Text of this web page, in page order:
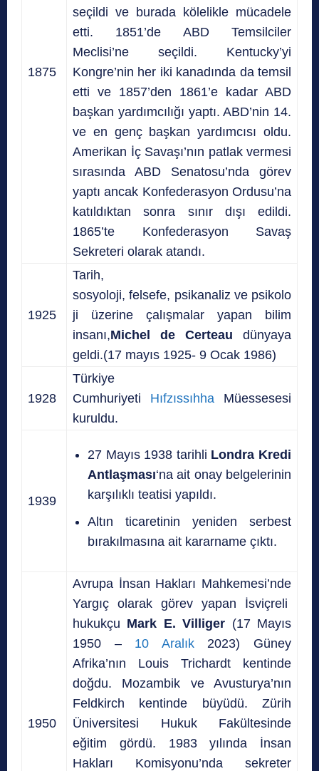
1875
seçildi ve burada kölelikle mücadele
etti. 1851’de ABD Temsilciler
Meclisi’ne seçildi. Kentucky’yi
Kongre’nin her iki kanadında da temsil
etti ve 1857’den 1861’e kadar ABD
başkan yardımcılığı yaptı. ABD’nin 14.
ve en genç başkan yardımcısı oldu.
Amerikan İç Savaşı’nın patlak vermesi
sırasında ABD Senatosu’nda görev
yaptı ancak Konfederasyon Ordusu’na
katıldıktan sonra sınır dışı edildi.
1865’te Konfederasyon Savaş
Sekreteri olarak atandı.
1925
Tarih,
sosyoloji, felsefe, psikanaliz ve psikolo
ji üzerine çalışmalar yapan bilim
insanı,Michel de Certeau dünyaya
geldi.(17 mayıs 1925- 9 Ocak 1986)
1928
Türkiye
Cumhuriyeti Hıfzıssıhha Müessesesi
kuruldu.
1939
27 Mayıs 1938 tarihli Londra Kredi
Antlaşması‘na ait onay belgelerinin
karşılıklı teatisi yapıldı.
Altın ticaretinin yeniden serbest
bırakılmasına ait kararname çıktı.
1950
Avrupa İnsan Hakları Mahkemesi’nde
Yargıç olarak görev yapan İsviçreli
hukukçu Mark E. Villiger (17 Mayıs
1950 – 10 Aralık2023) Güney
Afrika’nın Louis Trichardt kentinde
doğdu. Mozambik ve Avusturya’nın
Feldkirch kentinde büyüdü. Zürih
Üniversitesi Hukuk Fakültesinde
eğitim gördü. 1983 yılında İnsan
Hakları Komisyonu’nda sekreter